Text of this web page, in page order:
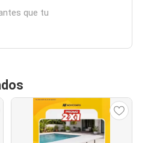
que tu